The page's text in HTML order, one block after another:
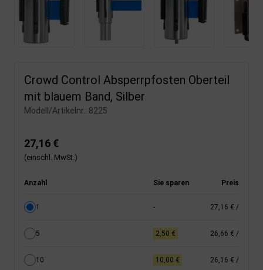
Crowd Control Absperrpfosten Oberteil
mit blauem Band, Silber
Modell/Artikelnr.: 8225
27,16 €
(einschl. MwSt.)
Anzahl Sie sparen Preis
1 - 27,16 € /
5 2,50 € 26,66 € /
10 10,00 € 26,16 € /